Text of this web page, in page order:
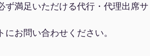
ず満足いただける代行・代理出席サ
お問い合わせください。